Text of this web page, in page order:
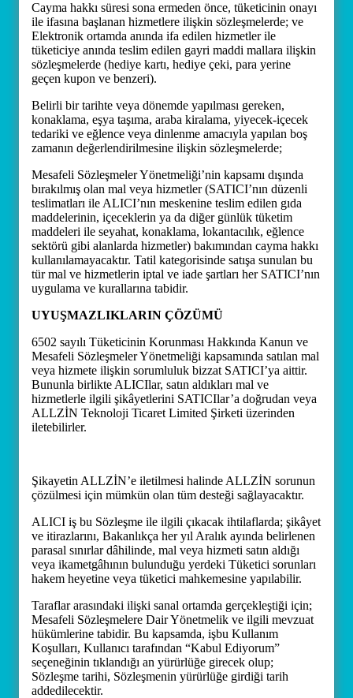
Cayma hakkı süresi sona ermeden önce, tüketicinin onayı
ile ifasına başlanan hizmetlere ilişkin sözleşmelerde; ve
Elektronik ortamda anında ifa edilen hizmetler ile
tüketiciye anında teslim edilen gayri maddi mallara ilişkin
sözleşmelerde (hediye kartı, hediye çeki, para yerine
geçen kupon ve benzeri).
Belirli bir tarihte veya dönemde yapılması gereken,
konaklama, eşya taşıma, araba kiralama, yiyecek-içecek
tedariki ve eğlence veya dinlenme amacıyla yapılan boş
zamanın değerlendirilmesine ilişkin sözleşmelerde;
Mesafeli Sözleşmeler Yönetmeliği’nin kapsamı dışında
bırakılmış olan mal veya hizmetler (SATICI’nın düzenli
teslimatları ile ALICI’nın meskenine teslim edilen gıda
maddelerinin, içeceklerin ya da diğer günlük tüketim
maddeleri ile seyahat, konaklama, lokantacılık, eğlence
sektörü gibi alanlarda hizmetler) bakımından cayma hakkı
kullanılamayacaktır. Tatil kategorisinde satışa sunulan bu
tür mal ve hizmetlerin iptal ve iade şartları her SATICI’nın
uygulama ve kurallarına tabidir.
UYUŞMAZLIKLARIN ÇÖZÜMÜ
6502 sayılı Tüketicinin Korunması Hakkında Kanun ve
Mesafeli Sözleşmeler Yönetmeliği kapsamında satılan mal
veya hizmete ilişkin sorumluluk bizzat SATICI’ya aittir.
Bununla birlikte ALICIlar, satın aldıkları mal ve
hizmetlerle ilgili şikâyetlerini SATICIlar’a doğrudan veya
ALLZİN Teknoloji Ticaret Limited Şirketi üzerinden
iletebilirler.
Şikayetin ALLZİN’e iletilmesi halinde ALLZİN sorunun
çözülmesi için mümkün olan tüm desteği sağlayacaktır.
ALICI iş bu Sözleşme ile ilgili çıkacak ihtilaflarda; şikâyet
ve itirazlarını, Bakanlıkça her yıl Aralık ayında belirlenen
parasal sınırlar dâhilinde, mal veya hizmeti satın aldığı
veya ikametgâhının bulunduğu yerdeki Tüketici sorunları
hakem heyetine veya tüketici mahkemesine yapılabilir.
Taraflar arasındaki ilişki sanal ortamda gerçekleştiği için;
Mesafeli Sözleşmelere Dair Yönetmelik ve ilgili mevzuat
hükümlerine tabidir. Bu kapsamda, işbu Kullanım
Koşulları, Kullanıcı tarafından “Kabul Ediyorum”
seçeneğinin tıklandığı an yürürlüğe girecek olup;
Sözleşme tarihi, Sözleşmenin yürürlüğe girdiği tarih
addedilecektir.